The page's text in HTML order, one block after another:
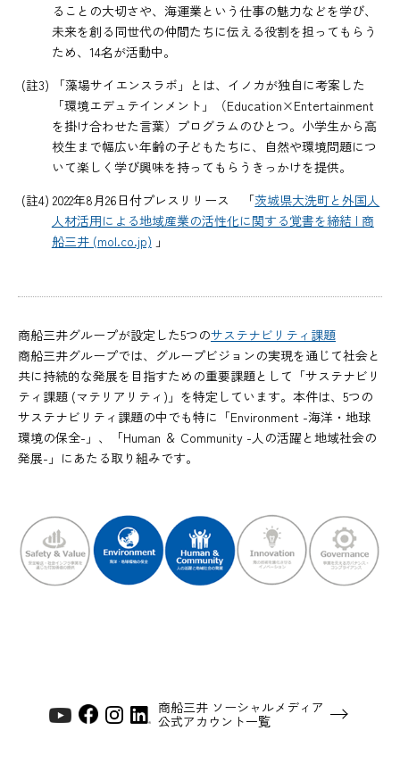
ることの大切さや、海運業という仕事の魅力などを学び、
未来を創る同世代の仲間たちに伝える役割を担ってもらう
ため、14名が活動中。
(註3) 「藻場サイエンスラボ」とは、イノカが独自に考案した
「環境エデュテインメント」（Education×Entertainment
を掛け合わせた言葉）プログラムのひとつ。小学生から高
校生まで幅広い年齢の子どもたちに、自然や環境問題につ
いて楽しく学び興味を持ってもらうきっかけを提供。
(註4) 2022年8月26日付プレスリリース 「茨城県大洗町と外国人
人材活用による地域産業の活性化に関する覚書を締結 | 商
船三井 (mol.co.jp) 」
商船三井グループが設定した5つのサステナビリティ課題
商船三井グループでは、グループビジョンの実現を通じて社会と
共に持続的な発展を目指すための重要課題として「サステナビリ
ティ課題 (マテリアリティ)」を特定しています。本件は、5つの
サステナビリティ課題の中でも特に「Environment -海洋・地球
環境の保全-」、「Human ＆ Community -人の活躍と地域社会の
発展-」にあたる取り組みです。
商船三井 ソーシャルメディア
公式アカウント一覧